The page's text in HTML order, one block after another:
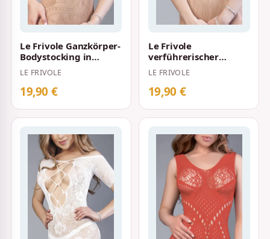
Le Frivole Ganzkörper-
Bodystocking in
Netzoptik mit feinen
Verzierunge…
LE FRIVOLE
19,90 €
Le Frivole
verführerischer
Bodystocking in
Netzoptik kombiniert
mit le…
LE FRIVOLE
19,90 €